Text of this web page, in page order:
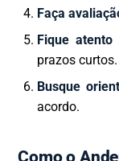
Faça
Fique
prazos curtos.
Busque
acordo.